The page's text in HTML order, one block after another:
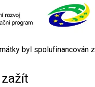
byl spolufinancován